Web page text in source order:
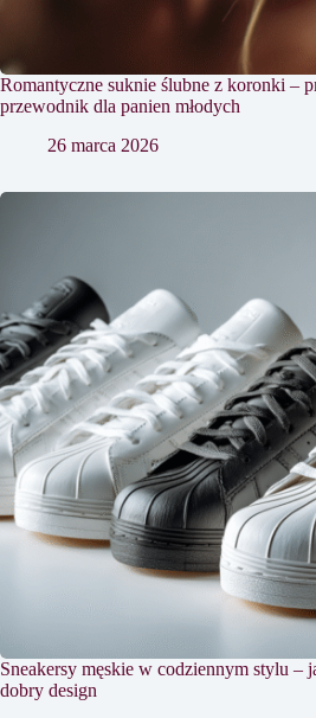
Romantyczne suknie ślubne z koronki –
przewodnik dla panien młodych
26 marca 2026
Sneakersy męskie w codziennym stylu –
dobry design